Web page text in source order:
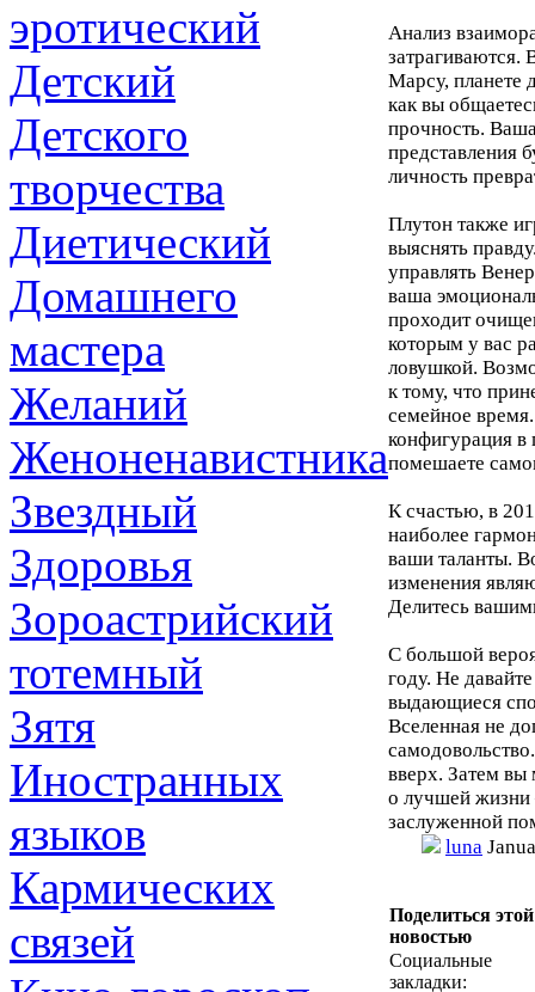
эротический
Детский
Детского
творчества
Диетический
Домашнего
мастера
Желаний
Женоненавистника
Звездный
Здоровья
Зороастрийский
тотемный
Зятя
Иностранных
языков
Кармических
связей
Анализ
затрагиваются.
Марсу, планете
как вы
прочность.
представления
личность
Плутон также
выяснять
управлять
ваша
проходит
которым у вас
ловушкой.
к тому, что
семейное
конфигурация в
помешаете
К счастью, в
наиболее
ваши таланты.
изменения
Делитесь
С большой
году. Не
выдающиеся
Вселенная не
вверх. Затем вы
о лучшей жизни
заслуженной
luna
Поделиться этой
новостью
Социальные
закладки: